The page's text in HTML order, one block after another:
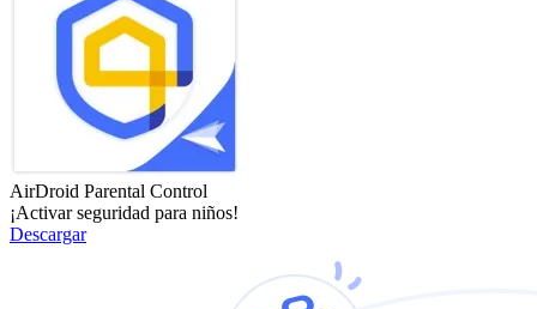
AirDroid Parental Control
¡Activar seguridad para niños!
Descargar